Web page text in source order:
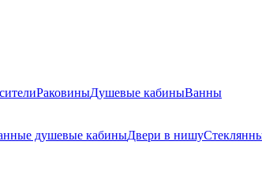
РаковиныДушевые кабиныВанны
душевые кабиныДвери в нишу